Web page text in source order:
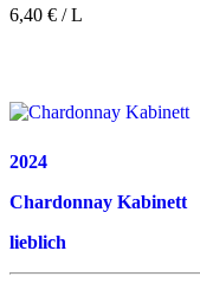
6,40 € / L
2024
Chardonnay Kabinett
lieblich